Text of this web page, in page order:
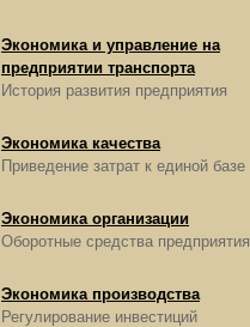
Экономика и управление на
предприятии транспорта
История развития предприятия
Экономика качества
Приведение затрат к единой базе
Экономика организации
Оборотные средства предприятия
Экономика производства
Регулирование инвестиций